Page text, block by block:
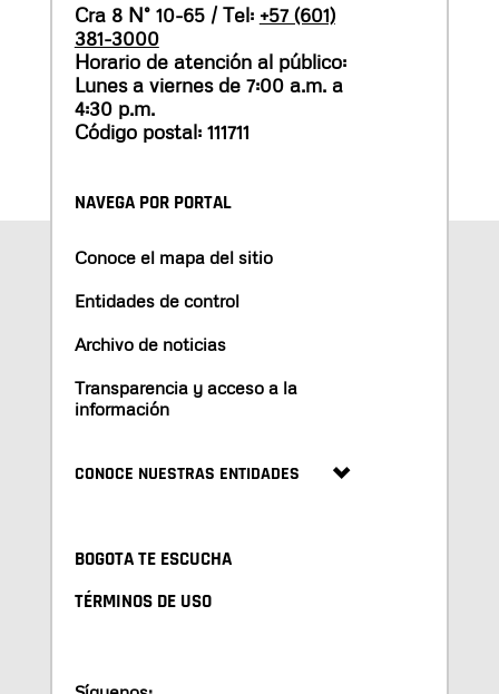
Cra 8 N° 10-65 / Tel: +57 (601)
381-3000
Horario de atención al público:
Lunes a viernes de 7:00 a.m. a
4:30 p.m.
Código postal: 111711
NAVEGA POR PORTAL
Conoce el mapa del sitio
Entidades de control
Archivo de noticias
Transparencia y acceso a la
información
CONOCE NUESTRAS ENTIDADES
BOGOTA TE ESCUCHA
TÉRMINOS DE USO